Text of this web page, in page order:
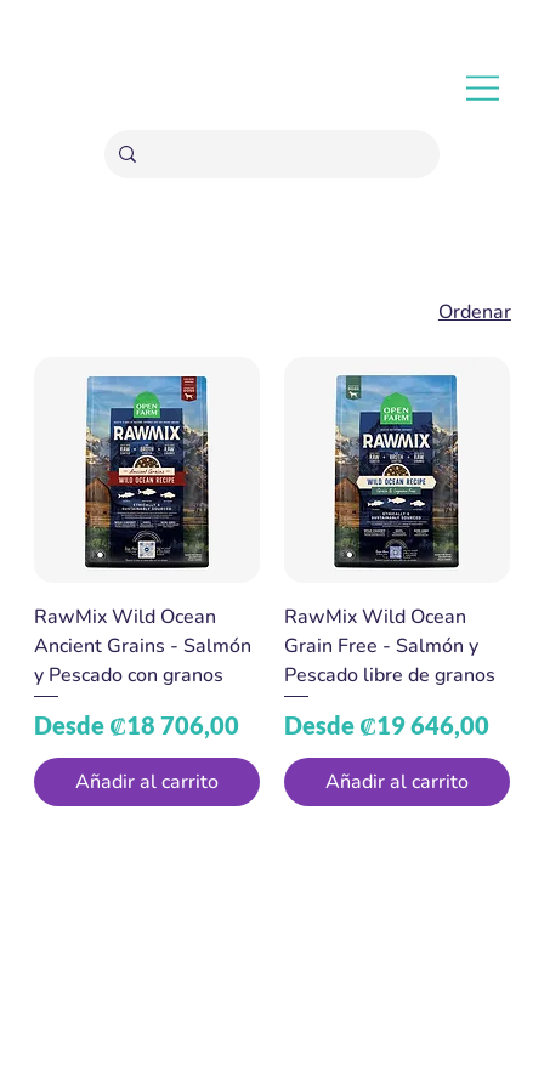
Ordenar
RawMix Wild Ocean
Ancient Grains - Salmón
y Pescado con granos
Desde ₡18 706,00
Precio de oferta
Añadir al carrito
RawMix Wild Ocean
Grain Free - Salmón y
Pescado libre de granos
Desde ₡19 646,00
Precio de oferta
Añadir al carrito